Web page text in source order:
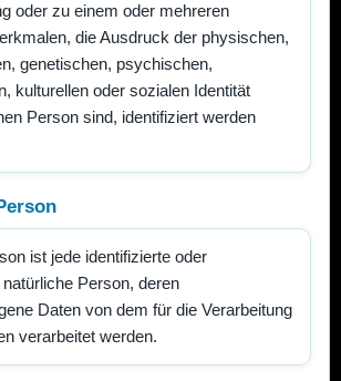
oder zu einem oder mehreren
die Ausdruck der physischen,
genetischen, psychischen,
kulturellen oder sozialen Identität
Person sind, identifiziert werden
ist jede identifizierte oder
Person, deren
Daten von dem für die Verarbeitung
verarbeitet werden.